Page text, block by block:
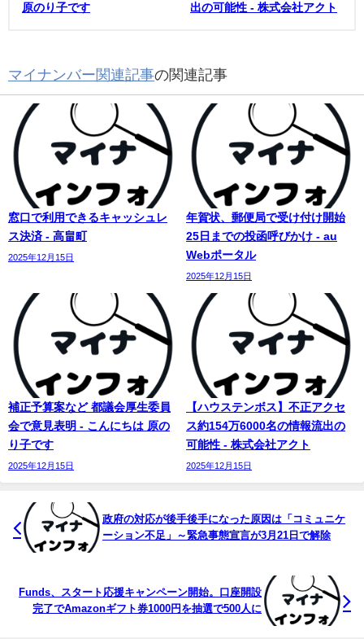
原のり子です
出の可能性 - 株式会社アクト
マイナンバー関連記事の関連記事
窓口で利用できるキャッシュレ
ス決済 - 高畠町
2025年12月15日
年賀状、郵便局で受け付け開始
25日までの投函呼びかけ - au
Webポータル
2025年12月15日
補正予算案など 都議会厚生委員
会で意見表明 - こんにちは 原の
り子です
2025年12月15日
【ハウステンボス】不正アクセ
ス約154万6000名の情報流出の
可能性 - 株式会社アクト
2025年12月15日
政府の対応が後手後手になった原因は「コミュニケ
ーション不足」～緊急事態宣言が3月21日で解除
Funds、スタート応援キャンペーン開始。口座開設
完了でAmazonギフト券1000円を抽選で500人に